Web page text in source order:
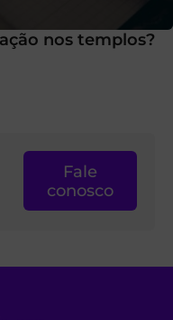
nos templos?
Fale
conosco